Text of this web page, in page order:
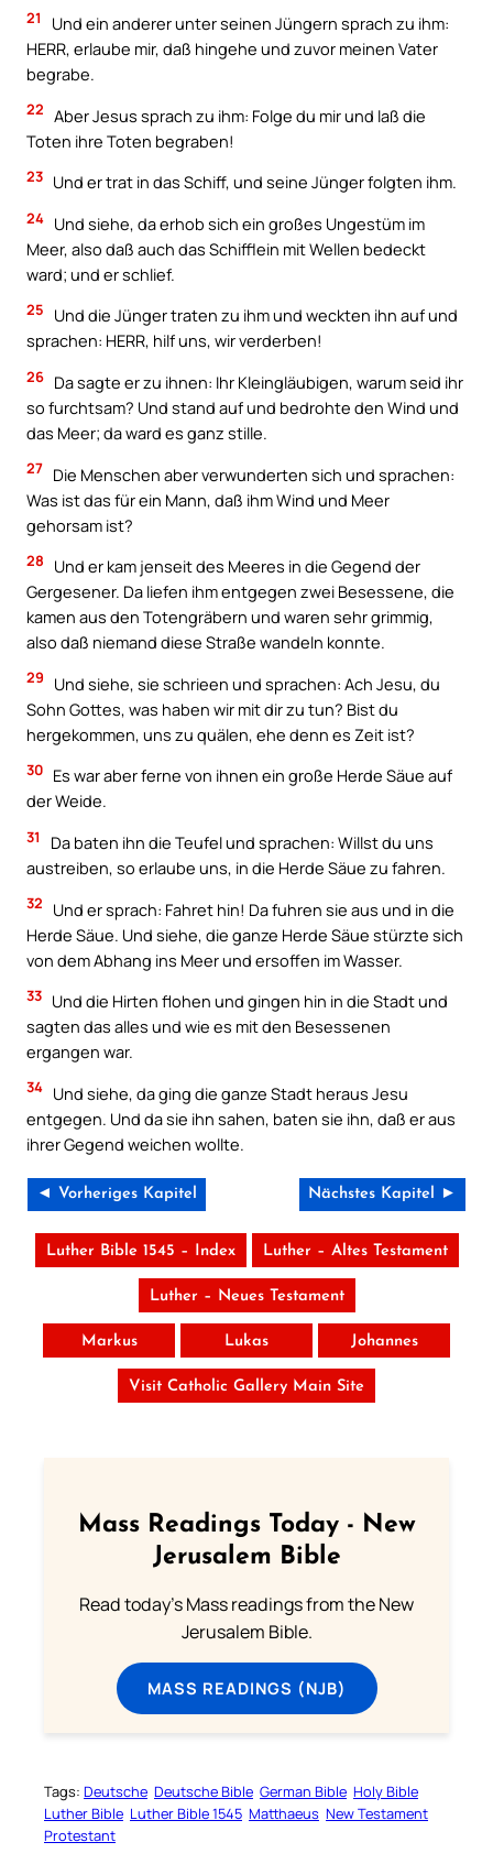
21
Und ein anderer unter seinen Jüngern sprach zu ihm:
HERR, erlaube mir, daß hingehe und zuvor meinen Vater
begrabe.
22 Aber Jesus sprach zu ihm: Folge du mir und laß die
Toten ihre Toten begraben!
23 Und er trat in das Schiff, und seine Jünger folgten ihm.
24 Und siehe, da erhob sich ein großes Ungestüm im
Meer, also daß auch das Schifflein mit Wellen bedeckt
ward; und er schlief.
25
Und die Jünger traten zu ihm und weckten ihn auf und
sprachen: HERR, hilf uns, wir verderben!
26 Da sagte er zu ihnen: Ihr Kleingläubigen, warum seid ihr
so furchtsam? Und stand auf und bedrohte den Wind und
das Meer; da ward es ganz stille.
27 Die Menschen aber verwunderten sich und sprachen:
Was ist das für ein Mann, daß ihm Wind und Meer
gehorsam ist?
28
Und er kam jenseit des Meeres in die Gegend der
Gergesener. Da liefen ihm entgegen zwei Besessene, die
kamen aus den Totengräbern und waren sehr grimmig,
also daß niemand diese Straße wandeln konnte.
29
Und siehe, sie schrieen und sprachen: Ach Jesu, du
Sohn Gottes, was haben wir mit dir zu tun? Bist du
hergekommen, uns zu quälen, ehe denn es Zeit ist?
30 Es war aber ferne von ihnen ein große Herde Säue auf
der Weide.
31
Da baten ihn die Teufel und sprachen: Willst du uns
austreiben, so erlaube uns, in die Herde Säue zu fahren.
32
Und er sprach: Fahret hin! Da fuhren sie aus und in die
Herde Säue. Und siehe, die ganze Herde Säue stürzte sich
von dem Abhang ins Meer und ersoffen im Wasser.
33 Und die Hirten flohen und gingen hin in die Stadt und
sagten das alles und wie es mit den Besessenen
ergangen war.
34 Und siehe, da ging die ganze Stadt heraus Jesu
entgegen. Und da sie ihn sahen, baten sie ihn, daß er aus
ihrer Gegend weichen wollte.
◄ Vorheriges Kapitel Nächstes Kapitel ►
Luther Bible 1545 – Index Luther – Altes Testament
Luther – Neues Testament
Markus Lukas Johannes
Visit Catholic Gallery Main Site
Mass Readings Today - New
Jerusalem Bible
Read today's Mass readings from the New
Jerusalem Bible.
MASS READINGS (NJB)
Tags: Deutsche Deutsche Bible German Bible Holy Bible
Luther Bible Luther Bible 1545 Matthaeus New Testament
Protestant